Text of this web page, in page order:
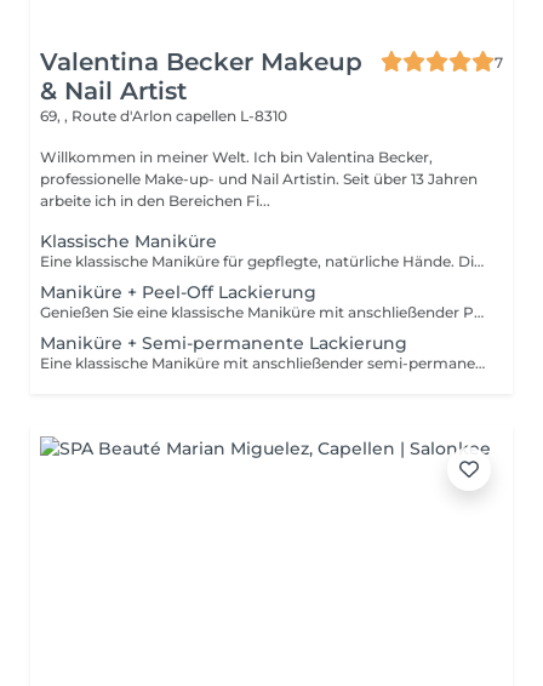
Valentina Becker Makeup
& Nail Artist
7
69, , Route d'Arlon capellen L-8310
Willkommen in meiner Welt. Ich bin Valentina Becker,
professionelle Make-up- und Nail Artistin. Seit über 13 Jahren
arbeite ich in den Bereichen Fi...
Klassische Maniküre
Eine klassische Maniküre für gepflegte, natürliche Hände. Die Behandlung umfasst das Kürzen und Feilen der Nägel, die sorgfältige Pflege der Nagelhaut, ein leichtes Polieren bei Bedarf sowie das Auftragen von pflegendem Nagelöl und einer feuchtigkeitsspendenden Handcreme. Diese Behandlung beinhaltet keine Applikation.
Maniküre + Peel-Off Lackierung
Genießen Sie eine klassische Maniküre mit anschließender Peel-Off-Lackierung. Dieses innovative System sorgt für ein glänzendes, langanhaltendes Ergebnis. Durch die Aushärtung unter der LED-Lampe ist die Lackierung sofort trocken keine Dellen, keine Druckstellen und kein Verwischen nach der Behandlung. Ich verwende keinen herkömmlichen Nagellack, da Peel-Off-Systeme den Naturnagel schonen, geruchsärmer sind, länger halten und sich besonders sanft entfernen lassen.
Maniküre + Semi-permanente Lackierung
Eine klassische Maniküre mit anschließender semi-permanenter Lackierung. Ideal für alle, die sich glänzende, gepflegte und widerstandsfähige Nägel für etwa 2 bis 3 Wochen wünschen. Der semi-permanente Lack muss im Studio entfernt oder erneuert werden.